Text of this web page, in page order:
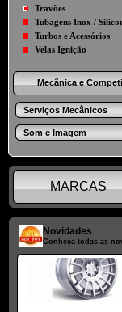
Travões
Tubagens Inox /
Turbos e Acessórios
Velas Ignição
Mecânica e
Serviços Mecânicos
Som e Imagem
MARCAS
Novidades
Conheça todas as